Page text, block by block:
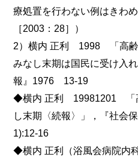
療処置を行わない例はきわ
［2003：28］）
2）横内 正利 1998 「高
みなし末期は国民に受け入
報』1976 13-19
◆横内 正利 19981201 「
し末期〈続報〉」，『社会
1):12-16
◆横内 正利（浴風会病院